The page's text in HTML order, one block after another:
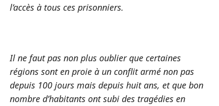
l’accès à tous ces prisonniers.
Il ne faut pas non plus oublier que certaines
régions sont en proie à un conflit armé non pas
depuis 100 jours mais depuis huit ans, et que bon
nombre d’habitants ont subi des tragédies en